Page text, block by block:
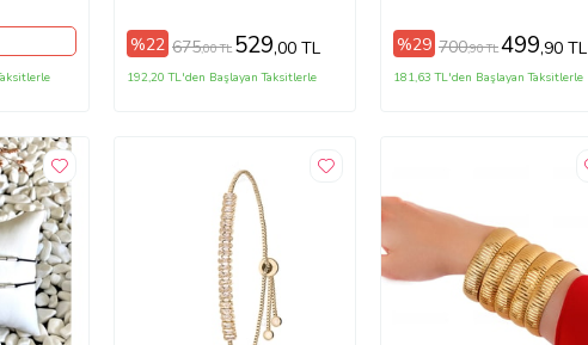
%22 675,00 TL 529,00 TL
192,20 TL'den Başlayan Taksitlerle
%29 700,90 TL499,90 TL
181,63 TL'den Başlayan Taksitlerle